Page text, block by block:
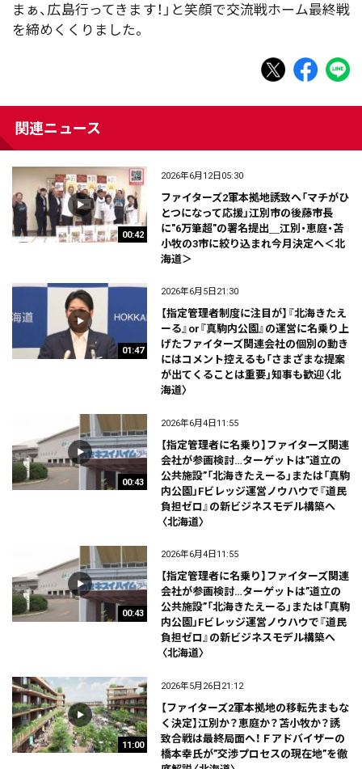
まぁ、広島行ってきます！」と笑顔で交流戦ホーム最終戦
を締めくくりました。
関連ニュース
00:42
2026年6月12日05:30
ファイターズ2軍本拠地誘致へ「マチがひ
とつになって応援」江別市の後藤市長
に"6万筆超"の署名提出＿江別・恵庭・苫
小牧の3市に絞り込まれ今月決定へ＜北
海道＞
01:47
2026年6月5日21:30
【指定管理者制度に注目が】『北海きたえ
ーる』or『真駒内公園』の運営に名乗り上
げたファイターズ関連会社の個別の動き
にはコメント控えるも「さまざまな提案
が出てくることは重要」知事も歓迎〈北
海道〉
00:43
2026年6月4日11:55
【指定管理者に名乗り】ファイターズ関連
会社が参画検討…ターゲットは”道立の
公共施設”「北海きたえーる」または「真駒
内公園」Fビレッジ運営ノウハウで『道民
負担ゼロ』の新ビジネスモデル構築へ
〈北海道〉
00:43
2026年6月4日11:55
【指定管理者に名乗り】ファイターズ関連
会社が参画検討…ターゲットは”道立の
公共施設”「北海きたえーる」または「真駒
内公園」Fビレッジ運営ノウハウで『道民
負担ゼロ』の新ビジネスモデル構築へ
〈北海道〉
11:00
2026年5月26日21:12
【ファイターズ2軍本拠地の移転先まもな
く決定】江別か？恵庭か？苫小牧か？誘
致合戦は最終局面へ！Ｆアドバイザーの
橋本幸氏が”交渉プロセスの現在地”を徹